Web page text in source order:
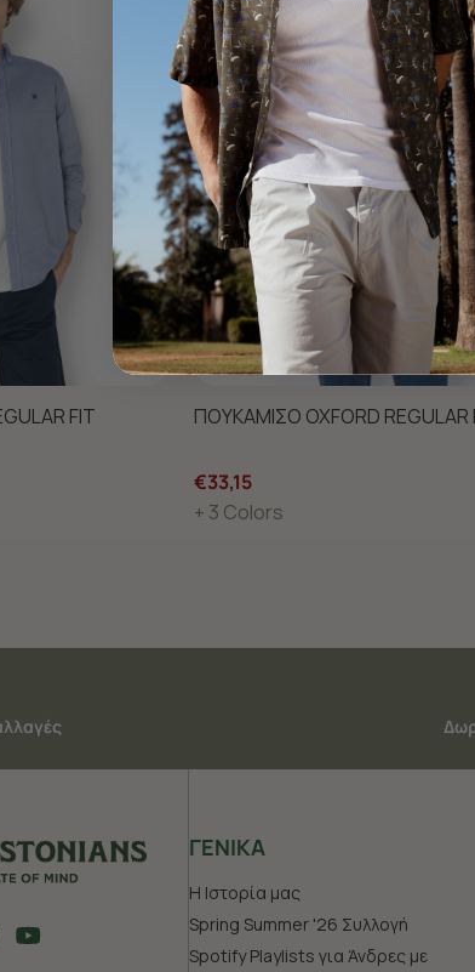
FIT ΠΟΥΚΑΜΙΣΟ OXFORD REGULAR
€33,15
+ 3 Colors
ΓΕΝΙΚΑ
Η Ιστορία μας
Spring Summer '26 Συλλογή
Spotify Playlists για Άνδρες με